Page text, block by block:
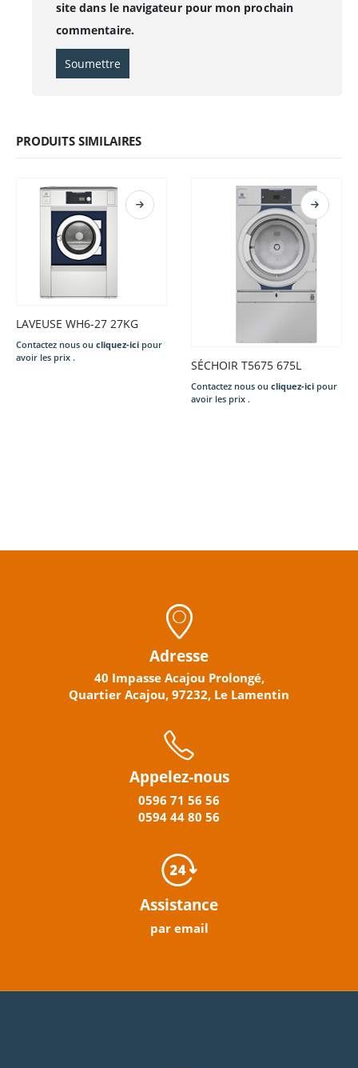
site dans le navigateur pour mon prochain
commentaire.
PRODUITS SIMILAIRES
LAVEUSE WH6-27 27KG
Contactez nous ou cliquez-ici pour
avoir les prix .
SÉCHOIR T5675 675L
Contactez nous ou cliquez-ici pour
avoir les prix .
Adresse
40 Impasse Acajou Prolongé,
Quartier Acajou, 97232, Le Lamentin
Appelez-nous
0596 71 56 56
0594 44 80 56
Assistance
par email